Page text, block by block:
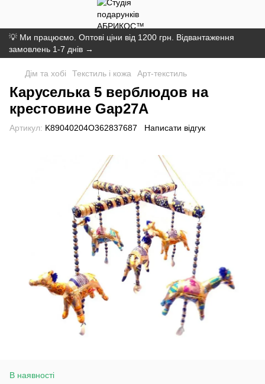
💡 Ми працюємо. Оптові ціни від 1200 грн. Відвантаження
замовлень 1-7 днів →
Дім та хобі Текстиль і кожа Арт-текстиль
Каруселька 5 верблюдов на
крестовине Gap27А
Артикул: K89040204O362837687 Написати відгук
В наявності